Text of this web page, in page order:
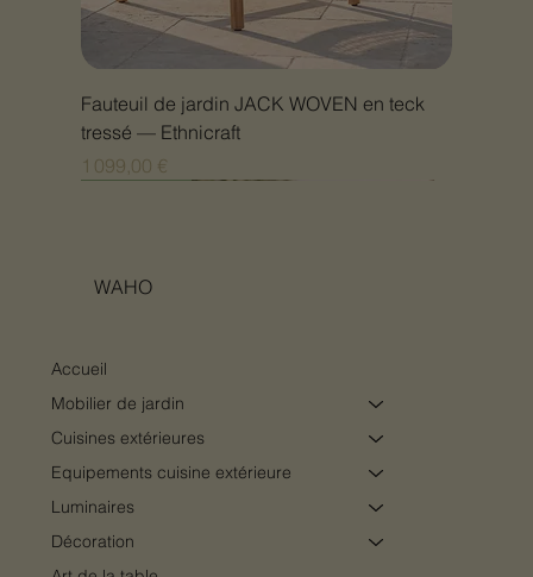
Fauteuil de jardin JACK WOVEN en teck
tressé — Ethnicraft
Prix
1 099,00 €
WAHO
Accueil
Mobilier de jardin
Cuisines extérieures
Equipements cuisine extérieure
Luminaires
Décoration